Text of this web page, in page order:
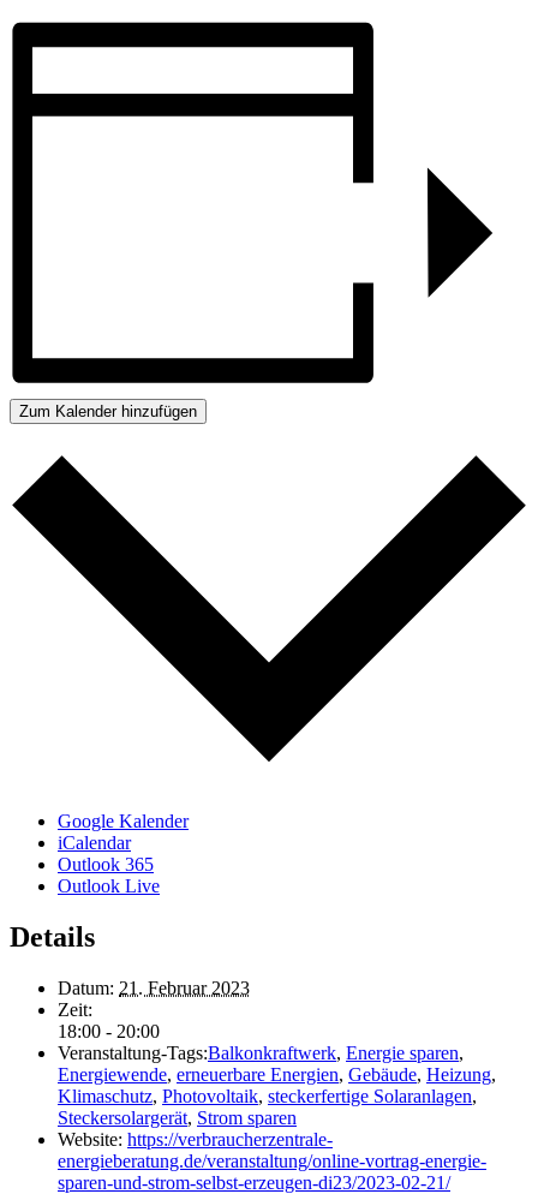
Zum Kalender hinzufügen
Google Kalender
iCalendar
Outlook 365
Outlook Live
Details
Datum: 21. Februar 2023
Zeit:
18:00 - 20:00
Veranstaltung-Tags:Balkonkraftwerk, Energie sparen,
Energiewende, erneuerbare Energien, Gebäude, Heizung,
Klimaschutz, Photovoltaik, steckerfertige Solaranlagen,
Steckersolargerät, Strom sparen
Website: https://verbraucherzentrale-
energieberatung.de/veranstaltung/online-vortrag-energie-
sparen-und-strom-selbst-erzeugen-di23/2023-02-21/